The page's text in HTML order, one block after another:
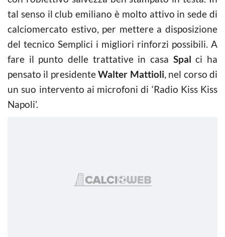
tal senso il club emiliano è molto attivo in sede di
calciomercato estivo, per mettere a disposizione
del tecnico Semplici i migliori rinforzi possibili. A
fare il punto delle trattative in casa Spal ci ha
pensato il presidenteWalter Mattioli, nel corso di
un suo intervento ai microfoni di ‘Radio Kiss Kiss
Napoli’.